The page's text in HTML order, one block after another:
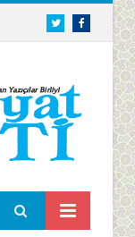
TwitterFacebook